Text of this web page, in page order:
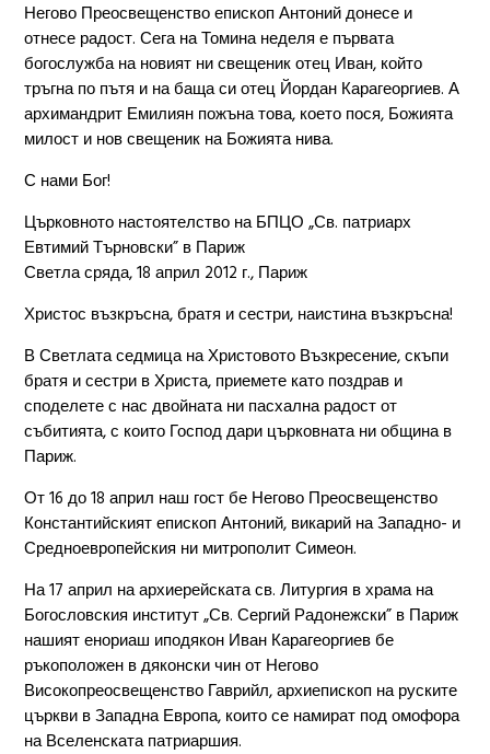
Негово Преосвещенство епископ Антоний донесе и
отнесе радост. Сега на Томина неделя е първата
богослужба на новият ни свещеник отец Иван, който
тръгна по пътя и на баща си отец Йордан Карагеоргиев. А
архимандрит Емилиян пожъна това, което пося, Божията
милост и нов свещеник на Божията нива.
С нами Бог!
Църковното настоятелство на БПЦО „Св. патриарх
Евтимий Търновски” в Париж
Светла сряда, 18 април 2012 г., Париж
Христос възкръсна, братя и сестри, наистина възкръсна!
В Светлата седмица на Христовото Възкресение, скъпи
братя и сестри в Христа, приемете като поздрав и
споделете с нас двойната ни пасхална радост от
събитията, с които Господ дари църковната ни община в
Париж.
От 16 до 18 април наш гост бе Негово Преосвещенство
Константийският епископ Антоний, викарий на Западно- и
Средноевропейския ни митрополит Симеон.
На 17 април на архиерейската св. Литургия в храма на
Богословския институт „Св. Сергий Радонежски” в Париж
нашият енориаш иподякон Иван Карагеоргиев бе
ръкоположен в дяконски чин от Негово
Високопреосвещенство Гаврийл, архиепископ на руските
църкви в Западна Европа, които се намират под омофора
на Вселенската патриаршия.